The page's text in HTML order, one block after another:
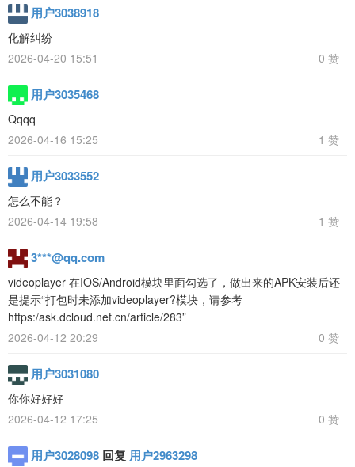
用户3038918
化解纠纷
2026-04-20 15:51
0 赞
用户3035468
Qqqq
2026-04-16 15:25
1 赞
用户3033552
怎么不能？
2026-04-14 19:58
1 赞
3***@qq.com
videoplayer 在IOS/Android模块里面勾选了，做出来的APK安装后还
是提示“打包时未添加videoplayer?模块，请参考
https:/ask.dcloud.net.cn/article/283”
2026-04-12 20:29
0 赞
用户3031080
你你好好好
2026-04-12 17:25
0 赞
用户3028098 回复 用户2963298